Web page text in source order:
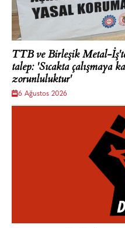
TTB ve Birleşik Metal-
talep: 'Sıcakta çalışmaya
zorunluluktur'
6 Ağustos 2026